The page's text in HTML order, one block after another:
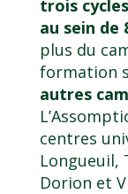
trois
au sein de
plus du
formation
autres
centres
Longueuil,
Dorion et